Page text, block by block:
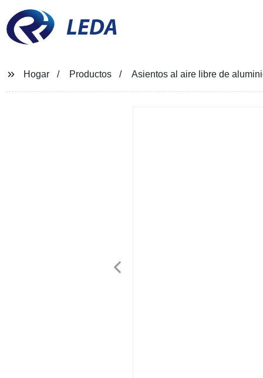
LEDA
Hogar Productos Asientos al aire libre de